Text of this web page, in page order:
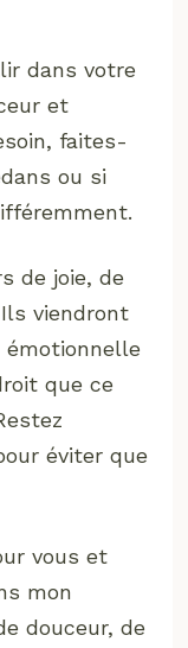
dans votre
et
faites-
ou si
de joie, de
viendront
que ce
éviter que
vous et
mon
douceur, de